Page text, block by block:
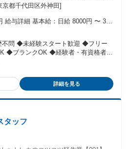
京都千代田区外神田]
給与詳細 基本給：日給 8000円 〜 3万
当金額：なし 全員に一律で支払われ
）
時、8時～12時、13時～17時など） 2
円 1日勤務／日給1万3000円〜1万
ぎたい方！> 日
￥15,000で￥31,000 ◆日払い・
問 ◆未経験スタート歓迎 ◆フリー
◆ブランクOK ◆経験者・有資格者優
詳細を見る
タッフ